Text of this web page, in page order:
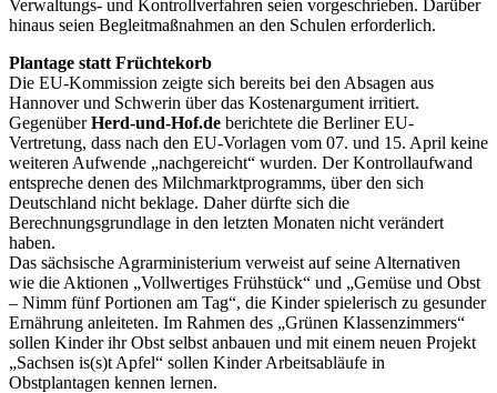
Verwaltungs- und Kontrollverfahren seien vorgeschrieben. Darüber
hinaus seien Begleitmaßnahmen an den Schulen erforderlich.
Plantage statt Früchtekorb
Die EU-Kommission zeigte sich bereits bei den Absagen aus
Hannover und Schwerin über das Kostenargument irritiert.
GegenüberHerd-und-Hof.de berichtete die Berliner EU-
Vertretung, dass nach den EU-Vorlagen vom 07. und 15. April keine
weiteren Aufwende „nachgereicht“ wurden. Der Kontrollaufwand
entspreche denen des Milchmarktprogramms, über den sich
Deutschland nicht beklage. Daher dürfte sich die
Berechnungsgrundlage in den letzten Monaten nicht verändert
haben.
Das sächsische Agrarministerium verweist auf seine Alternativen
wie die Aktionen „Vollwertiges Frühstück“ und „Gemüse und Obst
– Nimm fünf Portionen am Tag“, die Kinder spielerisch zu gesunder
Ernährung anleiteten. Im Rahmen des „Grünen Klassenzimmers“
sollen Kinder ihr Obst selbst anbauen und mit einem neuen Projekt
„Sachsen is(s)t Apfel“ sollen Kinder Arbeitsabläufe in
Obstplantagen kennen lernen.